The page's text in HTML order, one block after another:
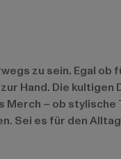
zu sein. Egal ob
Hand. Die kultigen
– ob
Sei es für den